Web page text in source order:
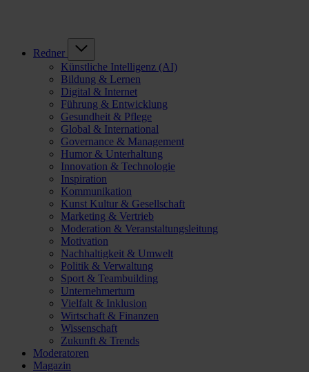
Redner
Künstliche Intelligenz (AI)
Bildung & Lernen
Digital & Internet
Führung & Entwicklung
Gesundheit & Pflege
Global & International
Governance & Management
Humor & Unterhaltung
Innovation & Technologie
Inspiration
Kommunikation
Kunst Kultur & Gesellschaft
Marketing & Vertrieb
Moderation & Veranstaltungsleitung
Motivation
Nachhaltigkeit & Umwelt
Politik & Verwaltung
Sport & Teambuilding
Unternehmertum
Vielfalt & Inklusion
Wirtschaft & Finanzen
Wissenschaft
Zukunft & Trends
Moderatoren
Magazin